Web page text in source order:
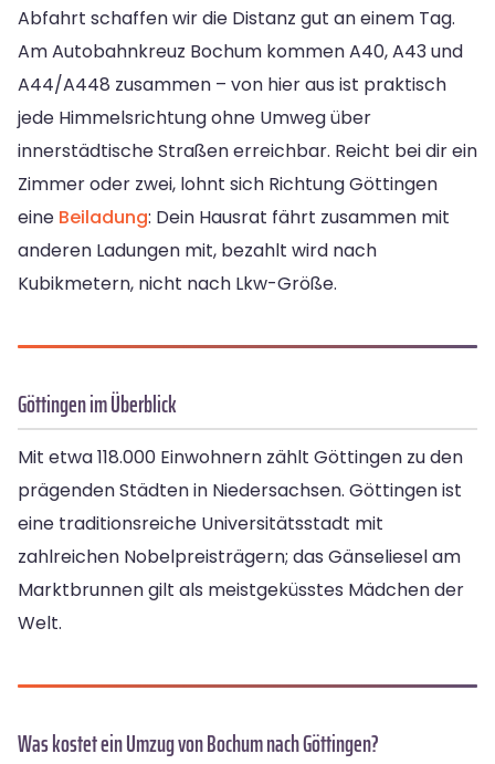
Abfahrt schaffen wir die Distanz gut an einem Tag.
Am Autobahnkreuz Bochum kommen A40, A43 und
A44/A448 zusammen – von hier aus ist praktisch
jede Himmelsrichtung ohne Umweg über
innerstädtische Straßen erreichbar. Reicht bei dir ein
Zimmer oder zwei, lohnt sich Richtung Göttingen
eine Beiladung: Dein Hausrat fährt zusammen mit
anderen Ladungen mit, bezahlt wird nach
Kubikmetern, nicht nach Lkw-Größe.
Göttingen im Überblick
Mit etwa 118.000 Einwohnern zählt Göttingen zu den
prägenden Städten in Niedersachsen. Göttingen ist
eine traditionsreiche Universitätsstadt mit
zahlreichen Nobelpreisträgern; das Gänseliesel am
Marktbrunnen gilt als meistgeküsstes Mädchen der
Welt.
Was kostet ein Umzug von Bochum nach Göttingen?